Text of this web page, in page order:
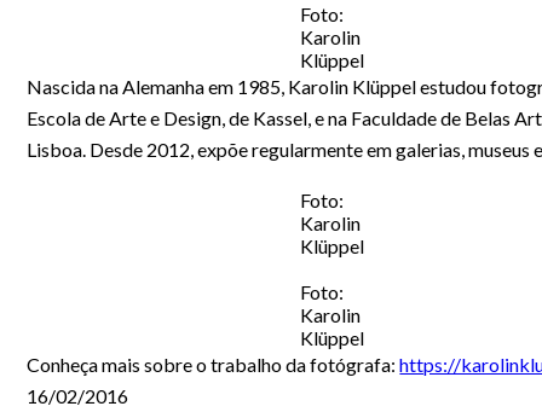
Foto:
Karolin
Klüppel
Nascida na Alemanha em 1985, Karolin Klüppel estudou
Escola de Arte e Design, de Kassel, e na Faculdade de Belas
Lisboa. Desde 2012, expõe regularmente em galerias, museus
Foto:
Karolin
Klüppel
Foto:
Karolin
Klüppel
Conheça mais sobre o trabalho da fotógrafa:https://
16/02/2016